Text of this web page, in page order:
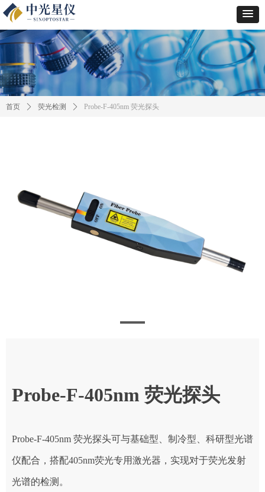
首页 ꄲ 荧光检测 ꄲ Probe-F-405nm 荧光探头
Probe-F-405nm 荧光探头
Probe-F-405nm 荧光探头可与基础型、制冷型、科研型光谱
仪配合，搭配405nm荧光专用激光器，实现对于荧光发射
光谱的检测。